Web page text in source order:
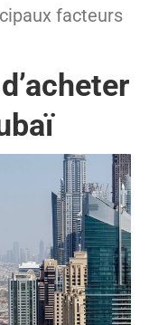
facteurs